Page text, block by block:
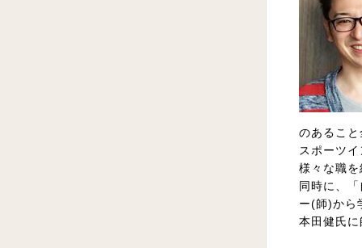
のあるこ
スポーツ
様々な職
同時に、
ー(師)から
本田健氏